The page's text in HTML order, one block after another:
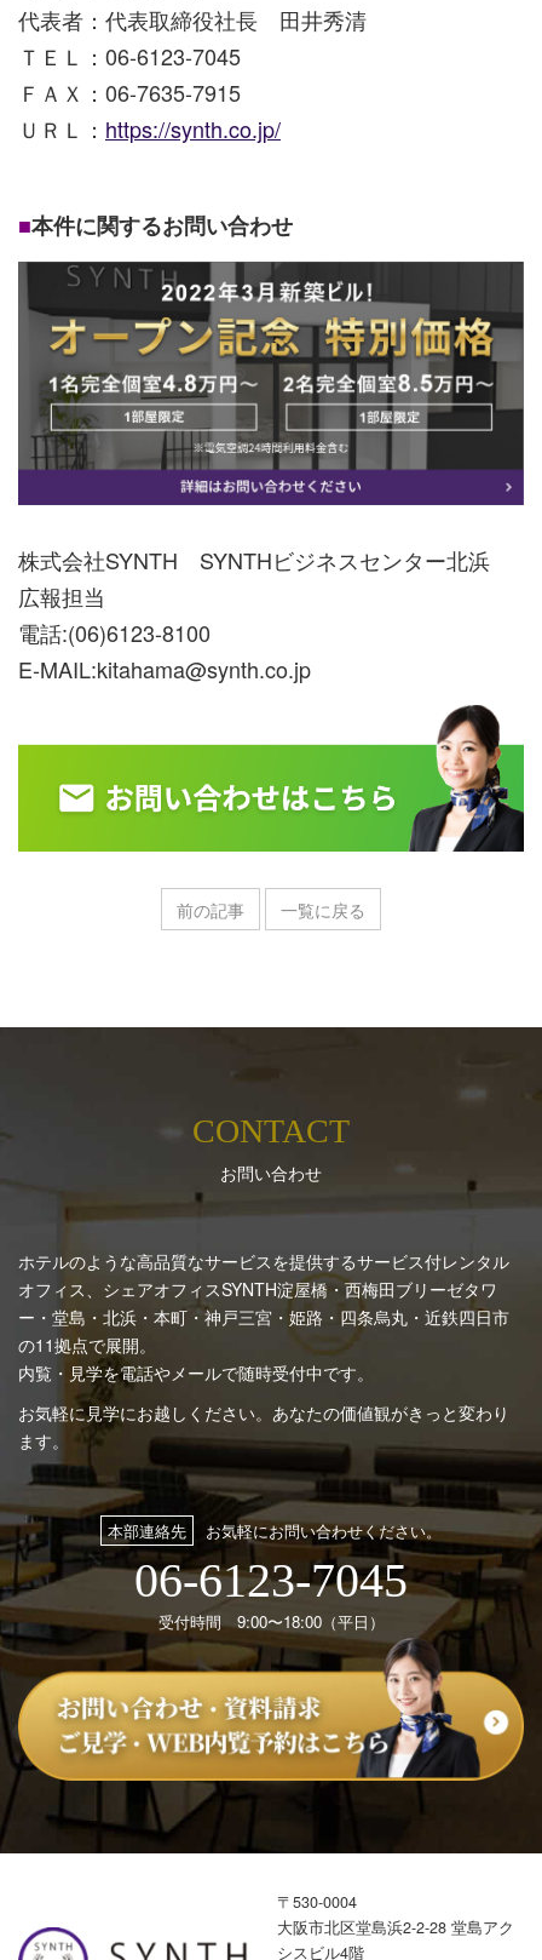
代表者：代表取締役社長 田井秀清
ＴＥＬ：06-6123-7045
ＦＡＸ：06-7635-7915
ＵＲＬ： https://synth.co.jp/
■本件に関するお問い合わせ
株式会社SYNTH SYNTHビジネスセンター北浜
広報担当
電話:(06)6123-8100
E-MAIL:kitahama@synth.co.jp
前の記事 一覧に戻る
CONTACT
お問い合わせ
ホテルのような高品質なサービスを提供するサービス付レンタル
オフィス、シェアオフィスSYNTH淀屋橋・西梅田ブリーゼタワ
ー・堂島・北浜・本町・神戸三宮・姫路・四条烏丸・近鉄四日市
の11拠点で展開。
内覧・見学を電話やメールで随時受付中です。
お気軽に見学にお越しください。あなたの価値観がきっと変わり
ます。
本部連絡先 お気軽にお問い合わせください。
06-6123-7045
受付時間 9:00〜18:00（平日）
〒530-0004
大阪市北区堂島浜2-2-28 堂島アク
シスビル4階